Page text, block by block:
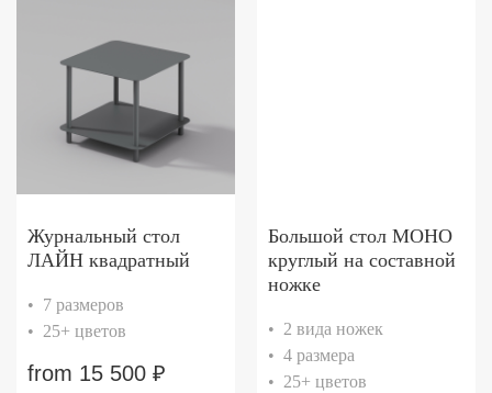
Журнальный стол
ЛАЙН квадратный
• 7 размеров
• 25+ цветов
from 15 500 ₽
Большой стол МОНО
круглый на составной
ножке
• 2 вида ножек
• 4 размера
• 25+ цветов